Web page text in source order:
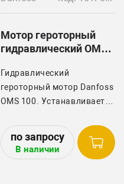
Мотор героторный
гидравлический OMS
Гидравлический
героторный мотор Danfoss
OMS 100. Устанавливается
комбайны Holmer арт.
1063008212 / 1063007462
и Ropa арт. 272129.
В наличии